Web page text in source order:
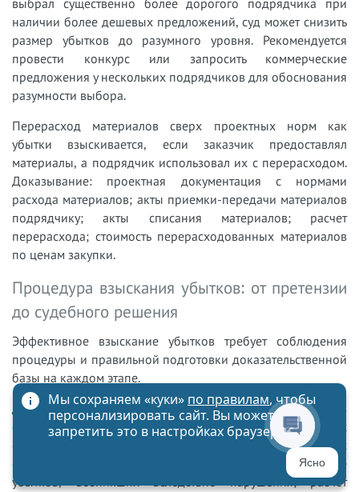
наличии более дешевых предложений, суд может снизить
размер убытков до разумного уровня. Рекомендуется
провести конкурс или запросить коммерческие
предложения у нескольких подрядчиков для обоснования
разумности выбора.
Перерасход материалов сверх проектных норм как
убытки взыскивается, если заказчик предоставлял
материалы, а подрядчик использовал их с перерасходом.
Доказывание: проектная документация с нормами
расхода материалов; акты приемки-передачи материалов
подрядчику; акты списания материалов; расчет
перерасхода; стоимость перерасходованных материалов
по ценам закупки.
Процедура взыскания убытков: от претензии
до судебного решения
Эффективное взыскание убытков требует соблюдения
процедуры и правильной подготовки доказательственной
базы на каждом этапе.
Досудебная претензия о возмещении убытков
обязательна по части 5 статьи 4 АПК РФ для арбитражных
споров. Содержание претензии: описание договорных
отношений и нарушения контрагентом; описание
убытков, возникших вследствие нарушения; расчет
Мы сохраняем «куки» по правилам, чтобы
персонализировать сайт. Вы можете
запретить это в настройках браузера
Ясно